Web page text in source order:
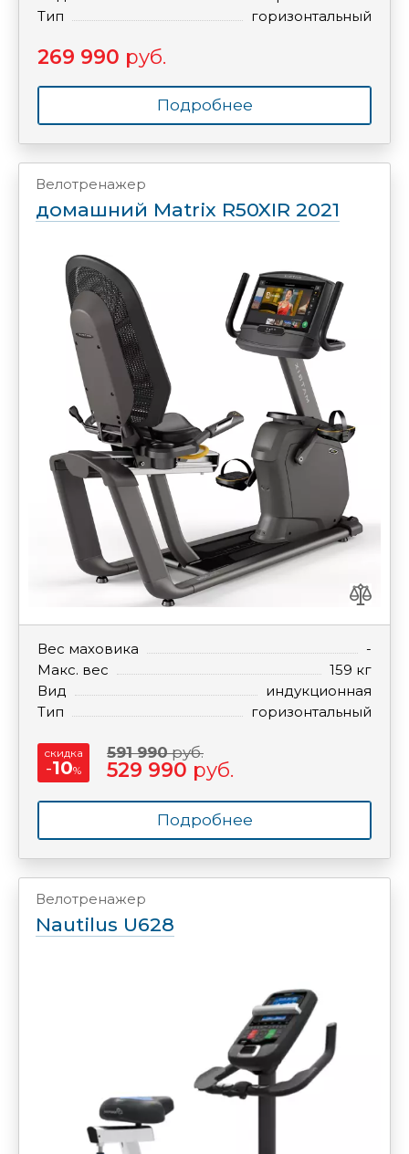
Тип
горизонтальный
269 990 руб.
Подробнее
Велотренажер
домашний Matrix R50XIR 2021
Вес маховика
-
Макс. вес
159 кг
Вид
индукционная
Тип
горизонтальный
скидка
-10%
591 990руб.
529 990 руб.
Подробнее
Велотренажер
Nautilus U628